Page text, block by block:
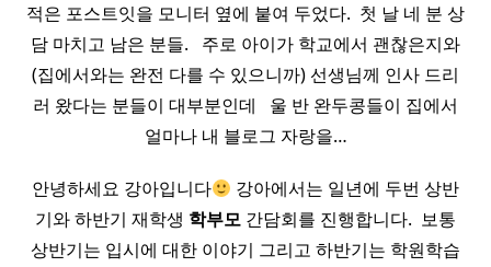
적은 포스트잇을 모니터 옆에 붙여 두었다. ​ 첫 날 네 분 상
담 마치고 남은 분들. ​ ​ 주로 아이가 학교에서 괜찮은지와
(집에서와는 완전 다를 수 있으니까) 선생님께 인사 드리
러 왔다는 분들이 대부분인데 ​ ​ 울 반 완두콩들이 집에서
얼마나 내 블로그 자랑을…
안녕하세요 강아입니다
강아에서는 일년에 두번 상반
기와 하반기 재학생 학부모 간담회를 진행합니다. ​ 보통
상반기는 입시에 대한 이야기 그리고 하반기는 학원학습